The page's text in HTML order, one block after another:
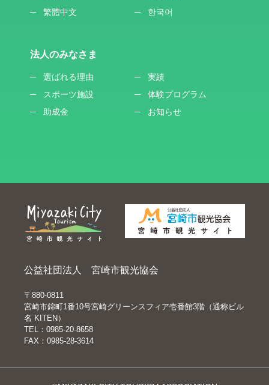
繁體中文
한국어
法人のみなさま
選ばれる理由
実績
スポーツ施設
体験プログラム
助成金
お知らせ
公益社団法人 宮崎市観光協会
〒880-0811
宮崎市錦町1番10号宮崎グリーンスフィア壱番館3階（通称ビル
名 KITEN）
TEL：0985-20-8658
FAX：0985-28-3614